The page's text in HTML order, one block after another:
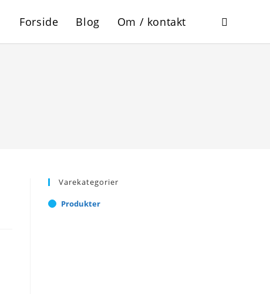
Forside Blog Om / kontakt Toggle
Varekategorier
Produkter